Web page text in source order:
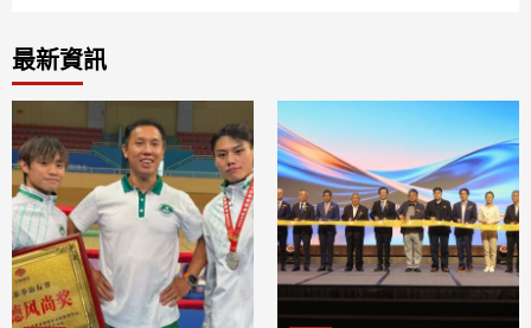
最新資訊